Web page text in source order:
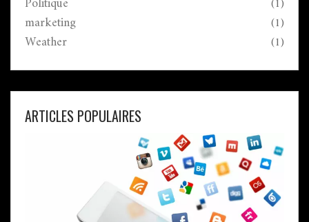
marketing (1)
Weather (1)
ARTICLES POPULAIRES